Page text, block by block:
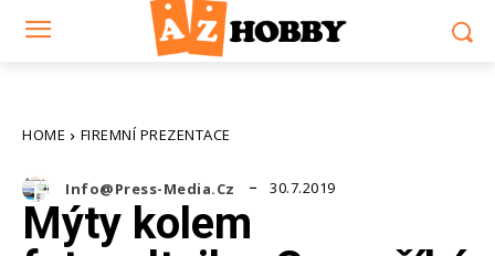
HOME FIREMNÍ PREZENTACE
Info@press-Media.cz 30.7.2019
Mýty kolem